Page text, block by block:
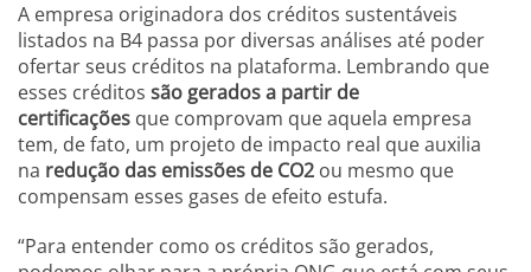
A empresa originadora dos créditos sustentáveis
listados na B4 passa por diversas análises até poder
ofertar seus créditos na plataforma. Lembrando que
esses créditos são gerados a partir de
certificações que comprovam que aquela empresa
tem, de fato, um projeto de impacto real que auxilia
na redução das emissões de CO2 ou mesmo que
compensam esses gases de efeito estufa.
“Para entender como os créditos são gerados,